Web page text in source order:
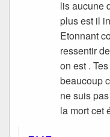
lis aucune
plus est il
Etonnant
ressentir
on est .
beaucoup
ne suis
la mort cet